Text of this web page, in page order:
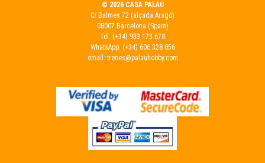
© 2026 CASA PALAU
C/ Balmes 72 (alçada Aragó)
08007 Barcelona (Spain)
Tel. (+34) 933 173 678
WhatsApp: (+34) 606 328 056
email: trenes@palauhobby.com